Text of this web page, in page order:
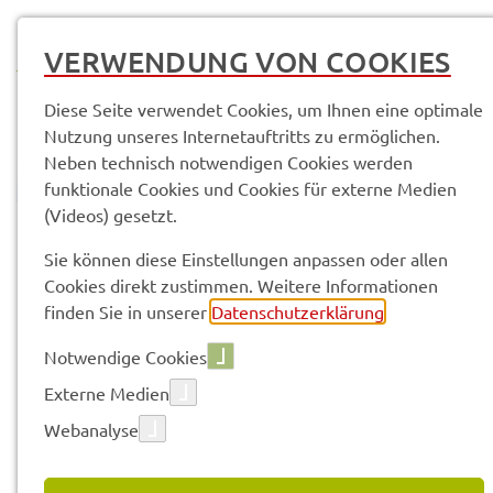
Vorle­sen
29.05.2026
VERWENDUNG VON COOKIES
Diese Seite verwendet Cookies, um Ihnen eine optimale
Nutzung unseres Internetauftritts zu ermöglichen.
Neben technisch notwendigen Cookies werden
funktionale Cookies und Cookies für externe Medien
(Videos) gesetzt.
Sie können diese Einstellungen anpassen oder allen
Cookies direkt zustimmen. Weitere Informationen
finden Sie in unserer Datenschutzerklärung
Notwendige Cookies
Externe Medien
Webanalyse